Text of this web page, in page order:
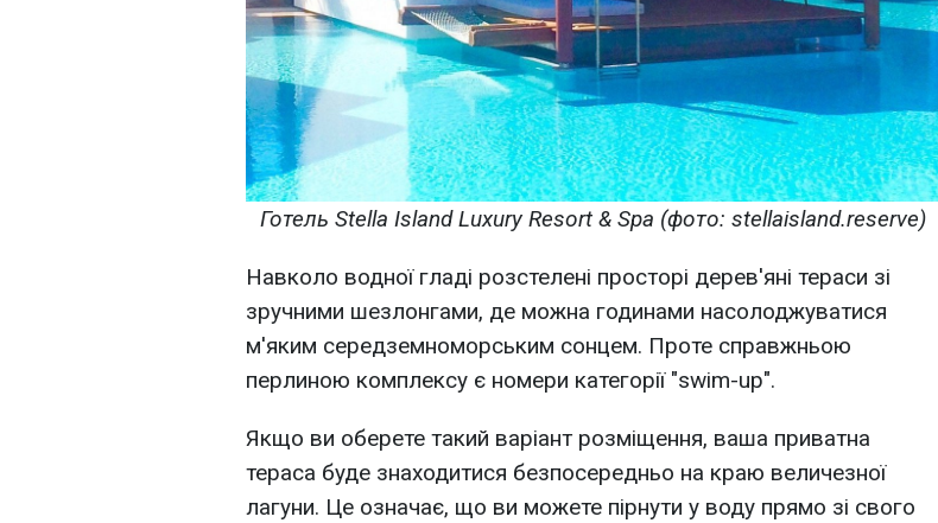
Готель Stella Island Luxury Resort & Spa (фото: stellaisland.reserve)
Навколо водної гладі розстелені просторі дерев'яні тераси зі
зручними шезлонгами, де можна годинами насолоджуватися
м'яким середземноморським сонцем. Проте справжньою
перлиною комплексу є номери категорії "swim-up".
Якщо ви оберете такий варіант розміщення, ваша приватна
тераса буде знаходитися безпосередньо на краю величезної
лагуни. Це означає, що ви можете пірнути у воду прямо зі свого